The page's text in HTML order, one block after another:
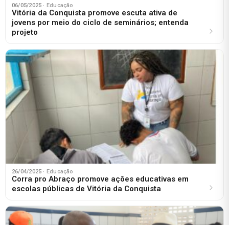
06/05/2025 · Educação
Vitória da Conquista promove escuta ativa de
jovens por meio do ciclo de seminários; entenda
projeto
26/04/2025 · Educação
Corra pro Abraço promove ações educativas em
escolas públicas de Vitória da Conquista